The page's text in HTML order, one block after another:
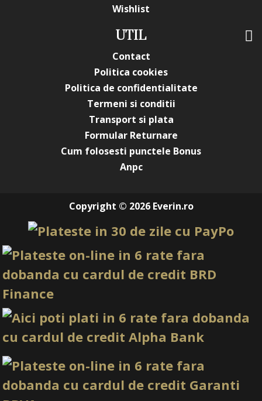
Wishlist
UTIL
Contact
Politica cookies
Politica de confidentialitate
Termeni si conditii
Transport si plata
Formular Returnare
Cum folosesti punctele Bonus
Anpc
Copyright © 2026 Everin.ro